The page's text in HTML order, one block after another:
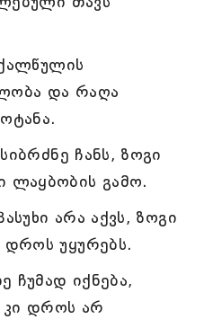
და რაღა
ჩანს, ზოგი
ლაყბობის გამო.
არა აქვს, ზოგი
უყურებს.
ჩუმად იქნება,
კი დროს არ